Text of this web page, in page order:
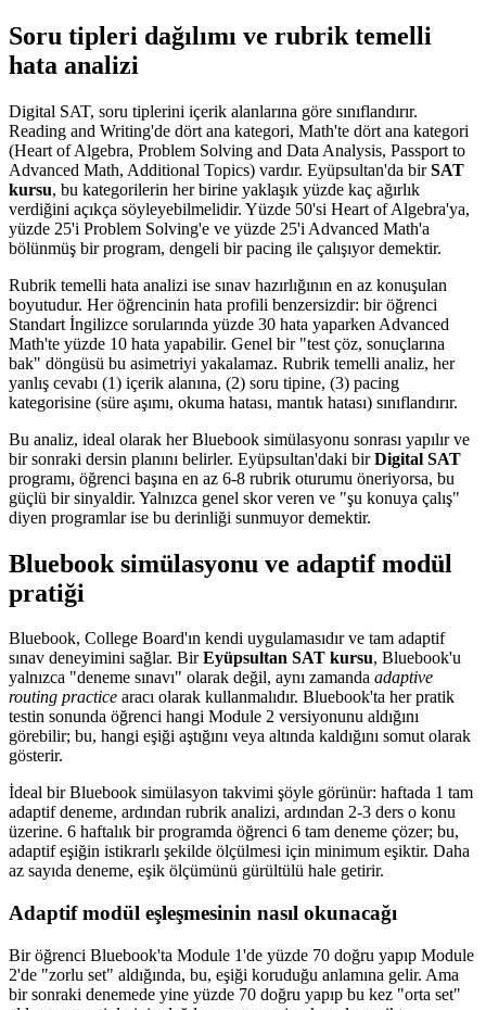
Soru tipleri dağılımı ve rubrik temelli
hata analizi
Digital SAT, soru tiplerini içerik alanlarına göre sınıflandırır.
Reading and Writing'de dört ana kategori, Math'te dört ana kategori
(Heart of Algebra, Problem Solving and Data Analysis, Passport to
Advanced Math, Additional Topics) vardır. Eyüpsultan'da birSAT
kursu, bu kategorilerin her birine yaklaşık yüzde kaç ağırlık
verdiğini açıkça söyleyebilmelidir. Yüzde 50'si Heart of Algebra'ya,
yüzde 25'i Problem Solving'e ve yüzde 25'i Advanced Math'a
bölünmüş bir program, dengeli bir pacing ile çalışıyor demektir.
Rubrik temelli hata analizi ise sınav hazırlığının en az konuşulan
boyutudur. Her öğrencinin hata profili benzersizdir: bir öğrenci
Standart İngilizce sorularında yüzde 30 hata yaparken Advanced
Math'te yüzde 10 hata yapabilir. Genel bir "test çöz, sonuçlarına
bak" döngüsü bu asimetriyi yakalamaz. Rubrik temelli analiz, her
yanlış cevabı (1) içerik alanına, (2) soru tipine, (3) pacing
kategorisine (süre aşımı, okuma hatası, mantık hatası) sınıflandırır.
Bu analiz, ideal olarak her Bluebook simülasyonu sonrası yapılır ve
bir sonraki dersin planını belirler. Eyüpsultan'daki birDigital SAT
programı, öğrenci başına en az 6-8 rubrik oturumu öneriyorsa, bu
güçlü bir sinyaldir. Yalnızca genel skor veren ve "şu konuya çalış"
diyen programlar ise bu derinliği sunmuyor demektir.
Bluebook simülasyonu ve adaptif modül
pratiği
Bluebook, College Board'ın kendi uygulamasıdır ve tam adaptif
sınav deneyimini sağlar. BirEyüpsultan SAT kursu, Bluebook'u
yalnızca "deneme sınavı" olarak değil, aynı zamanda adaptive
routing practice aracı olarak kullanmalıdır. Bluebook'ta her pratik
testin sonunda öğrenci hangi Module 2 versiyonunu aldığını
görebilir; bu, hangi eşiği aştığını veya altında kaldığını somut olarak
gösterir.
İdeal bir Bluebook simülasyon takvimi şöyle görünür: haftada 1 tam
adaptif deneme, ardından rubrik analizi, ardından 2-3 ders o konu
üzerine. 6 haftalık bir programda öğrenci 6 tam deneme çözer; bu,
adaptif eşiğin istikrarlı şekilde ölçülmesi için minimum eşiktir. Daha
az sayıda deneme, eşik ölçümünü gürültülü hale getirir.
Adaptif modül eşleşmesinin nasıl okunacağı
Bir öğrenci Bluebook'ta Module 1'de yüzde 70 doğru yapıp Module
2'de "zorlu set" aldığında, bu, eşiği koruduğu anlamına gelir. Ama
bir sonraki denemede yine yüzde 70 doğru yapıp bu kez "orta set"